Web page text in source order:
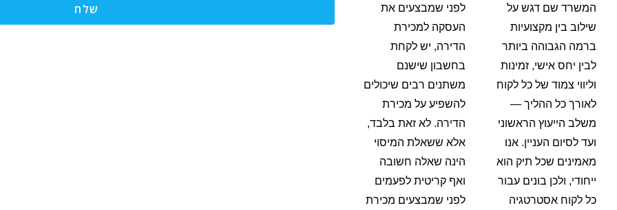
המשרד שם דגש על
שילוב בין מקצועיות
ברמה הגבוהה ביותר
לבין יחס אישי, זמינות
וליווי צמוד של כל לקוח
לאורך כל ההליך —
משלב הייעוץ הראשוני
ועד לסיום העניין. אנו
מאמינים שכל תיק הוא
ייחודי, ולכן בונים עבור
כל לקוח אסטרטגיה
לפני שמבצעים את
העסקה למכירת
הדירה, יש לקחת
בחשבון שישנם
משתנים רבים שיכולים
להשפיע על מכירת
הדירה. לא זאת בלבד,
אלא ששאלת המיסוי
הינה שאלה חשובה
ואף קריטית לפעמים
לפני שמבצעים מכירת
שלח